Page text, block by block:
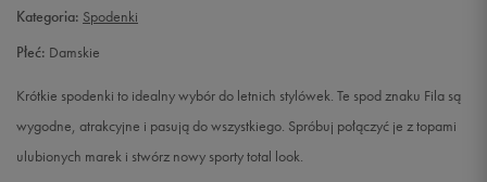
Kategoria: Spodenki
Płeć: Damskie
Krótkie spodenki to idealny wybór do letnich stylówek. Te spod znaku Fila są
wygodne, atrakcyjne i pasują do wszystkiego. Spróbuj połączyć je z topami
ulubionych marek i stwórz nowy sporty total look.